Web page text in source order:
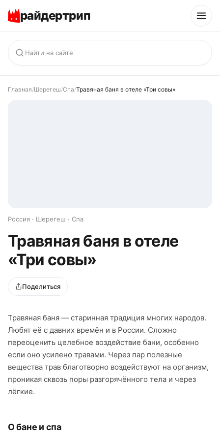
райдертрип
Главная/Шерегеш/Спа/Травяная баня в отеле «Три совы»
Россия · Шерегеш · Спа
Травяная баня в отеле
«Три совы»
Поделиться
Травяная баня — старинная традиция многих народов.
Любят её с давних времён и в России. Сложно
переоценить целебное воздействие бани, особенно
если оно усилено травами. Через пар полезные
вещества трав благотворно воздействуют на организм,
проникая сквозь поры разгорячённого тела и через
лёгкие.
О бане и спа